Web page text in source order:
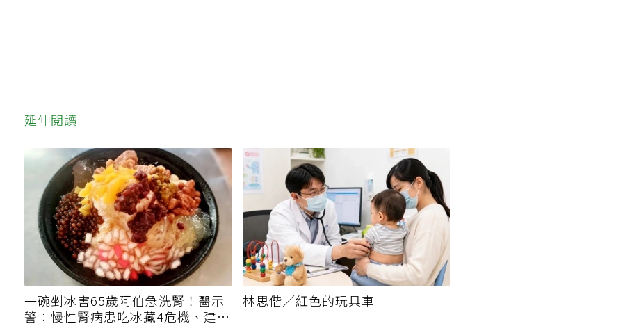
延伸閱讀
一碗剉冰害65歲阿伯急洗腎！醫示
警：慢性腎病患吃冰藏4危機、建議
林思偕／紅色的玩具車